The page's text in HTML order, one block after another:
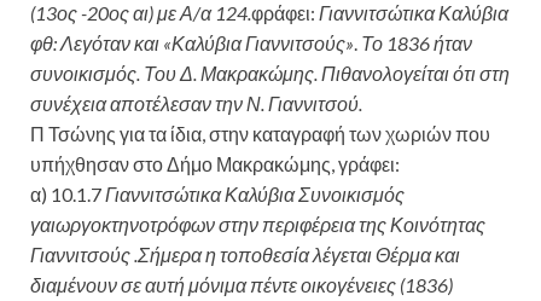
(13ος -20ος αι) με Α/α 124.φράφει: Γιαννιτσώτικα Καλύβια
φθ: Λεγόταν και «Καλύβια Γιαννιτσούς». Το 1836 ήταν
συνοικισμός. Του Δ. Μακρακώμης. Πιθανολογείται ότι στη
συνέχεια αποτέλεσαν την Ν. Γιαννιτσού.
Π Τσώνης για τα ίδια, στην καταγραφή των χωριών που
υπήχθησαν στο Δήμο Μακρακώμης, γράφει:
α) 10.1.7Γιαννιτσώτικα Καλύβια Συνοικισμός
γαιωργοκτηνοτρόφων στην περιφέρεια της Κοινότητας
Γιαννιτσούς .Σήμερα η τοποθεσία λέγεται Θέρμα και
διαμένουν σε αυτή μόνιμα πέντε οικογένειες (1836)